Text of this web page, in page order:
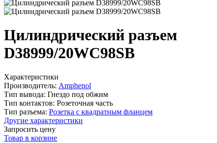
Цилиндрический разъем
D38999/20WC98SB
Характеристики
Производитель: Amphenol
Тип вывода: Гнездо под обжим
Тип контактов: Розеточная часть
Тип разъема: Розетка с квадратным фланцем
Другие характеристики
Запросить цену
Товар в корзине